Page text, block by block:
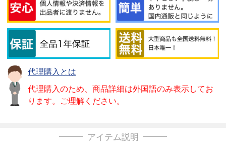
代理購入とは
代理購入のため、商品詳細は外国語のみ表示してお
ります。ご理解ください。
アイテム説明